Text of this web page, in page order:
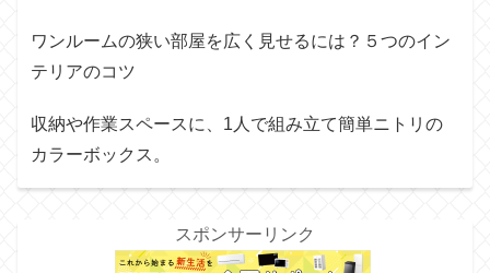
ワンルームの狭い部屋を広く見せるには？５つのイン
テリアのコツ
収納や作業スペースに、1人で組み立て簡単ニトリの
カラーボックス。
スポンサーリンク